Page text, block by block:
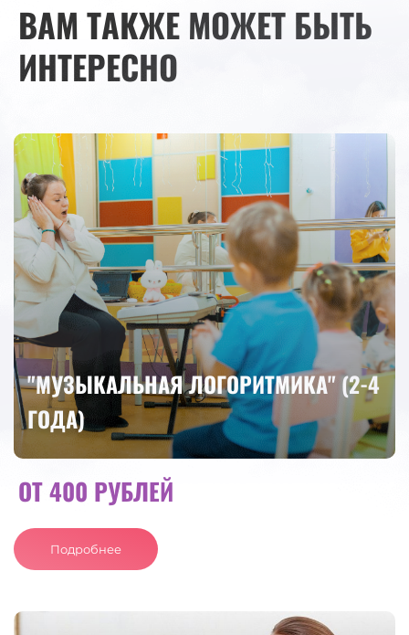
ВАМ ТАКЖЕ МОЖЕТ БЫТЬ
ИНТЕРЕСНО
"МУЗЫКАЛЬНАЯ ЛОГОРИТМИКА" (2-4
ГОДА)
ОТ 400 РУБЛЕЙ
Подробнее